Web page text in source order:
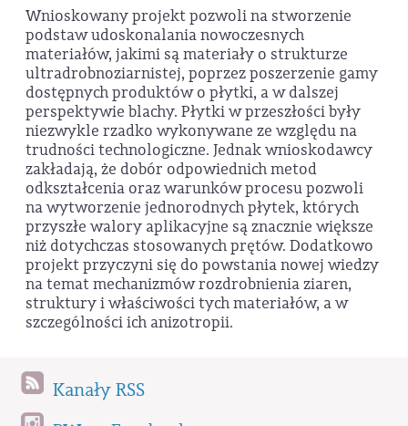
Wnioskowany projekt pozwoli na stworzenie
podstaw udoskonalania nowoczesnych
materiałów, jakimi są materiały o strukturze
ultradrobnoziarnistej, poprzez poszerzenie gamy
dostępnych produktów o płytki, a w dalszej
perspektywie blachy. Płytki w przeszłości były
niezwykle rzadko wykonywane ze względu na
trudności technologiczne. Jednak wnioskodawcy
zakładają, że dobór odpowiednich metod
odkształcenia oraz warunków procesu pozwoli
na wytworzenie jednorodnych płytek, których
przyszłe walory aplikacyjne są znacznie większe
niż dotychczas stosowanych prętów. Dodatkowo
projekt przyczyni się do powstania nowej wiedzy
na temat mechanizmów rozdrobnienia ziaren,
struktury i właściwości tych materiałów, a w
szczególności ich anizotropii.
Kanały RSS